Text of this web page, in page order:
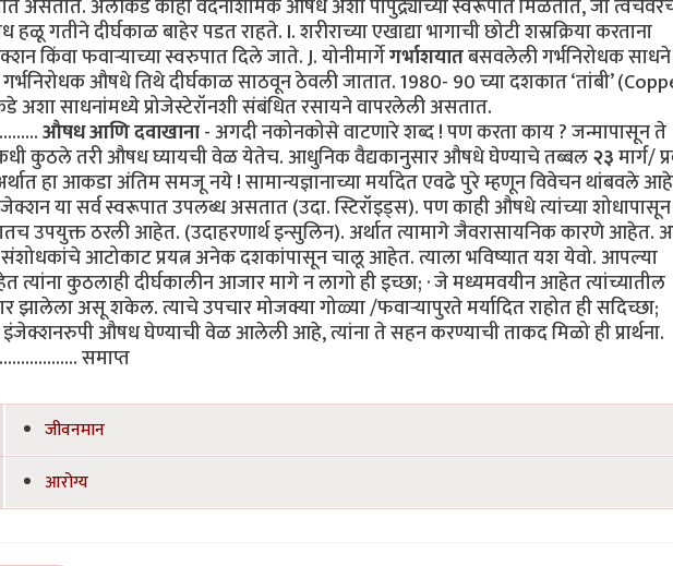
असतात. अलीकडे काही वेदनाशामक औषधे अशा पापुद्र्याच्या स्वरूपात मिळतात, जो
गतीने दीर्घकाळ बाहेर पडत राहते. I. शरीराच्या एखाद्या भागाची छोटी शस्रक्रिया करताना
फवाऱ्याच्या स्वरुपात दिले जाते. J. योनीमार्गेगर्भाशयातबसवलेली गर्भनिरोधक
गर्भनिरोधक औषधे तिथे दीर्घकाळ साठवून ठेवली जातात. 1980- 90 च्या दशकात ‘तांबी’
अशा साधनांमध्ये प्रोजेस्टेरॉनशी संबंधित रसायने वापरलेली असतात.
औषध आणि दवाखाना- अगदी नकोनकोसे वाटणारे शब्द ! पण करता काय ? जन्मापासून ते
कधी कुठले तरी औषध घ्यायची वेळ येतेच. आधुनिक वैद्यकानुसार औषधे घेण्याचे तब्बल२३मार्ग/
हा आकडा अंतिम समजू नये ! सामान्यज्ञानाच्या मर्यादेत एवढे पुरे म्हणून विवेचन थांबवले
या सर्व स्वरूपात उपलब्ध असतात (उदा. स्टिरॉइड्स). पण काही औषधे त्यांच्या शोधापासून
उपयुक्त ठरली आहेत. (उदाहरणार्थ इन्सुलिन). अर्थात त्यामागे जैवरासायनिक कारणे आहेत.
आटोकाट प्रयत्न अनेक दशकांपासून चालू आहेत. त्याला भविष्यात यश येवो. आपल्या
कुठलाही दीर्घकालीन आजार मागे न लागो ही इच्छा; · जे मध्यमवयीन आहेत त्यांच्यातील
असू शकेल. त्याचे उपचार मोजक्या गोळ्या /फवाऱ्यापुरते मर्यादित राहोत ही सदिच्छा;
इंजेक्शनरुपी औषध घेण्याची वेळ आलेली आहे, त्यांना ते सहन करण्याची ताकद मिळो ही प्रार्थना.
समाप्त
जीवनमान
आरोग्य